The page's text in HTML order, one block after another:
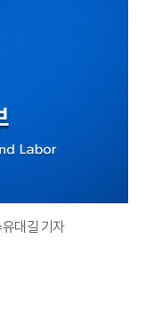
대길 기자